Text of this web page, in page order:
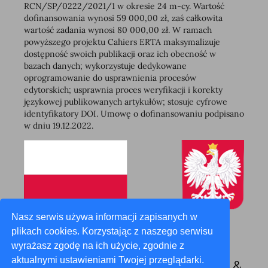
Nasz serwis używa informacji zapisanych w
plikach cookies. Korzystając z naszego serwisu
wyrażasz zgodę na ich użycie, zgodnie z
aktualnymi ustawieniami Twojej przeglądarki.
RCN/SP/0222/2021/1 w okresie 24 m-cy. Wartość
dofinansowania wynosi 59 000,00 zł, zaś całkowita
wartość zadania wynosi 80 000,00 zł. W ramach
powyższego projektu Cahiers ERTA maksymalizuje
dostępność swoich publikacji oraz ich obecność w
bazach danych; wykorzystuje dedykowane
oprogramowanie do usprawnienia procesów
edytorskich; usprawnia proces weryfikacji i korekty
językowej publikowanych artykułów; stosuje cyfrowe
identyfikatory DOI. Umowę o dofinansowaniu podpisano
w dniu 19.12.2022.